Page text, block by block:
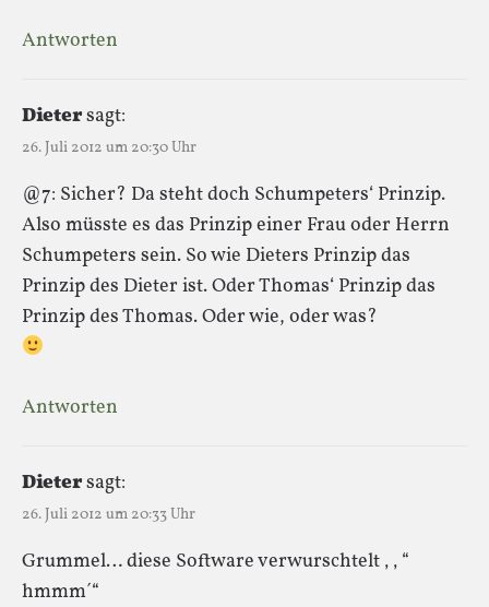
Antworten
Dietersagt:
26. Juli 2012 um 20:30 Uhr
@7: Sicher? Da steht doch Schumpeters‘ Prinzip.
Also müsste es das Prinzip einer Frau oder Herrn
Schumpeters sein. So wie Dieters Prinzip das
Prinzip des Dieter ist. Oder Thomas‘ Prinzip das
Prinzip des Thomas. Oder wie, oder was?
Antworten
Dietersagt:
26. Juli 2012 um 20:33 Uhr
Grummel… diese Software verwurschtelt ‚ ‚ “
hmmm´“